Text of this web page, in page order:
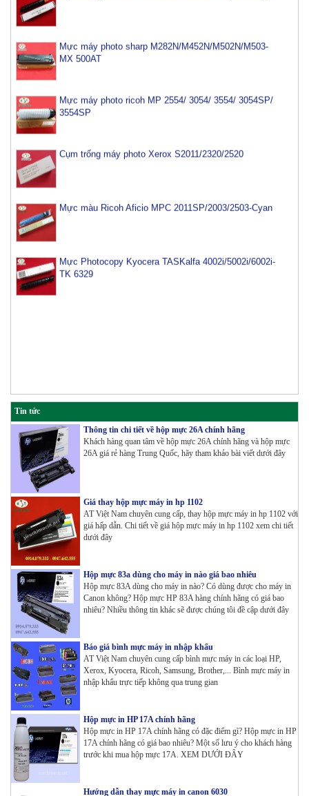
MX 500AT
3554SP
TK 6329
Tin tức
Thông tin chi tiết về hộp mực 26A chính hãng
Khách hàng quan tâm về hộp mực 26A chính hãng và hộp mực
26A giá rẻ hàng Trung Quốc, hãy tham khảo bài viết dưới đây
Giá thay hộp mực máy in hp 1102
AT Việt Nam chuyên cung cấp, thay hộp mực máy in hp 1102 với
giá hấp dẫn. Chi tiết về giá hộp mực máy in hp 1102 xem chi tiết
dưới đây
Hộp mực 83a dùng cho máy in nào giá bao nhiêu
Hộp mực 83A dùng cho máy in nào? Có dùng được cho máy in
Canon không? Hộp mực HP 83A hàng chính hãng có giá bao
nhiêu? Nhiều thông tin khác sẽ được chúng tôi đề cập dưới đây
Báo giá bình mực máy in nhập khẩu
AT Việt Nam chuyên cung cấp bình mực máy in các loại HP,
Xerox, Kyocera, Ricoh, Samsung, Brother,... Bình mực máy in
nhập khẩu trực tiếp không qua trung gian
Hộp mực in HP 17A chính hãng
Hộp mực in HP 17A chính hãng có đặc điểm gì? Hộp mực in HP
17A chính hãng có giá bao nhiêu? Một số lưu ý cho khách hàng
trước khi mua hộp mực 17A. XEM DƯỚI ĐÂY
Hướng dẫn thay mực máy in canon 6030